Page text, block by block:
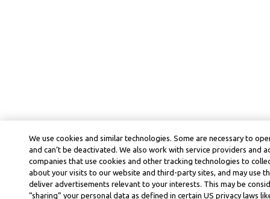
We use cookies and similar technologies. Some are necessary to
and can’t be deactivated. We also work with service providers and
companies that use cookies and other tracking technologies to
about your visits to our website and third-party sites, and may use
deliver advertisements relevant to your interests. This may be
“sharing” your personal data as defined in certain US privacy laws